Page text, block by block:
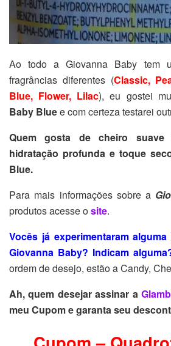
Ao todo a Giovanna Baby tem
fragrâncias diferentes (Classic,
Blue, Flower, Lilac), eu gostei
Baby Bluee com certeza testarei
Quem gosta de cheiro suave
hidratação profunda e toque
Blue.
Para mais informações sobre a
produtos acesse osite.
Vocês já experimentaram
Giovanna Baby? Indicam
ordem de desejo, estão a Candy,
Ah, quem desejar assinar a
meu Cupom e garanta seu